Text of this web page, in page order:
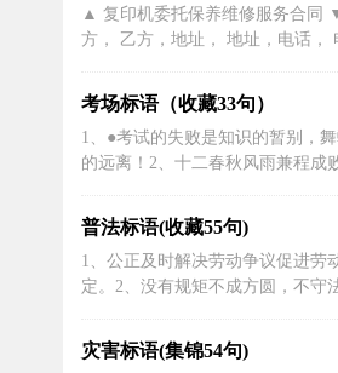
方收取乙方复印机押金____元，
▲ 复印机委托保养维修服务合同
方， 乙方，地址， 地址，电话，
甲方租赁下列设备并履行合同。注
装日期由双方确认。一、合同期限
双方签字之日起生效。合同期限
月 日止二、合同范围1...
考场标语（收藏33句）
1、●考试的失败是知识的暂别，
的远离！2、十二春秋风雨兼程成
百倍努力一丝不苟，写一千遍注意
4、带走答案或试卷属于严重违规
犯。5、考生应将答题卡、试卷、
品放在指定位置。6、事实胜于雄
普法标语(收藏55句)
1、公正及时解决劳动争议促进劳
定。2、没有规矩不成方圆，不守
基本方略加快建设社会主义法治国
法制宣传教育，不断提高全民法律
灾害标语(集锦54句)